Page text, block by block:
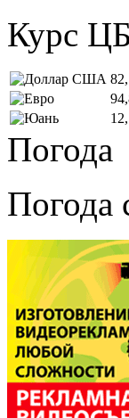
Курс
Погода
Погода